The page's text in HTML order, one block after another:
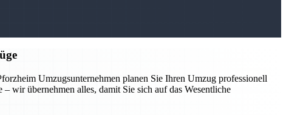
Umzugsunternehmen planen Sie Ihren Umzug professionell
wir übernehmen alles, damit Sie sich auf das Wesentliche